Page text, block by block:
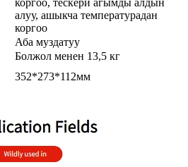
коргоо, тескери агымды алдын
алуу, ашыкча температурадан
коргоо
Аба муздатуу
Болжол менен 13,5 кг
352*273*112мм